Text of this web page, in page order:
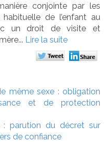
conjointe par les
de l’enfant au
un droit de visite et
Lire la suite
même sexe : obligation
et de protection
: parution du décret sur
de confiance